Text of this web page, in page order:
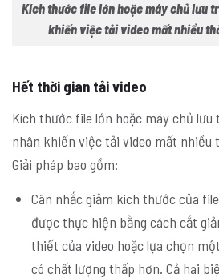
Kích thước file lớn hoặc máy chủ lưu
khiến việc tải video mất nhiều
Hết thời gian tải video
Kích thước file lớn hoặc máy chủ lưu
nhân khiến việc tải video mất nhiều
Giải pháp bao gồm:
Cân nhắc giảm kích thước của
được thực hiện bằng cách cắt
thiết của video hoặc lựa chọn
có chất lượng thấp hơn. Cả hai